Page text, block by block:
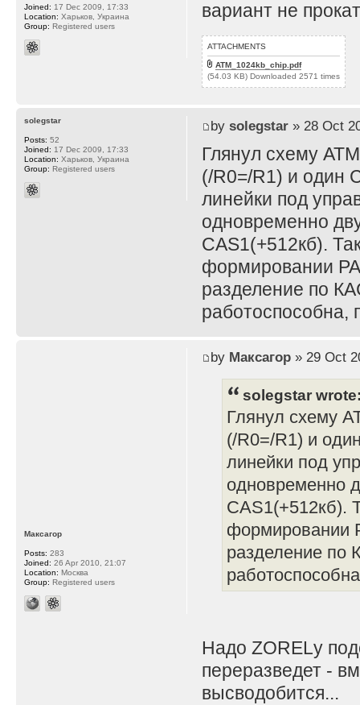
вариант не
ATTACHMENTS
ATM_1024kb_chip.pdf
(54.03 KB) Downloaded 2571 times
Joined: 17 Dec 2009, 17:33
Location: Харьков, Украина
Group: Registered users
by solegstar» 28 Oct
Глянул схему
(/R0=/R1) и один
линейки под
одновременно
CAS1(+512кб).
формировании
разделение по
работоспособна,
solegstar
Posts: 52
Joined: 17 Dec 2009, 17:33
Location: Харьков, Украина
Group: Registered users
by Максагор» 29 Oct
solegstar
Глянул схему
(/R0=/R1) и
линейки под
одновременно
CAS1(+512кб).
формировании
разделение по
Надо ZORELу
переразведет -
высводобится...
Максагор
Posts: 283
Joined: 26 Apr 2010, 21:07
Location: Москва
Group: Registered users